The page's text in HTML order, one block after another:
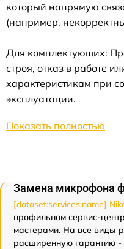
который напрямую
(например,
Для комплектующих:
строя, отказ в работе
характеристикам при
эксплуатации.
Показать полностью
Замена микрофона
[dataset:services:name]
профильном сервис-
мастерами. На все виды
расширенную гарантию -